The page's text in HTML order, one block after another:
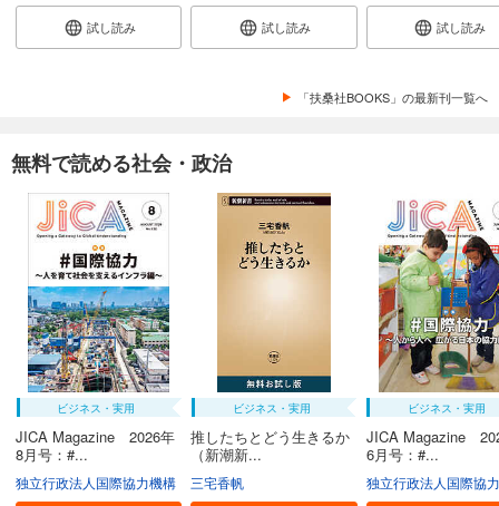
試し読み 試し読み 試し読み
「扶桑社BOOKS」の最新刊一覧へ
無料で読める社会・政治
ビジネス・実用
JICA Magazine 2026年
8月号：#...
独立行政法人国際協力機構
ビジネス・実用
推したちとどう生きるか
（新潮新...
三宅香帆
ビジネス・実用
JICA Magazine
6月号：#...
独立行政法人国際協